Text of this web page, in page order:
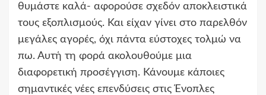
θυμάστε καλά- αφορούσε σχεδόν αποκλειστικά
τους εξοπλισμούς. Και είχαν γίνει στο παρελθόν
μεγάλες αγορές, όχι πάντα εύστοχες τολμώ να
πω. Αυτή τη φορά ακολουθούμε μια
διαφορετική προσέγγιση. Κάνουμε κάποιες
σημαντικές νέες επενδύσεις στις Ένοπλες